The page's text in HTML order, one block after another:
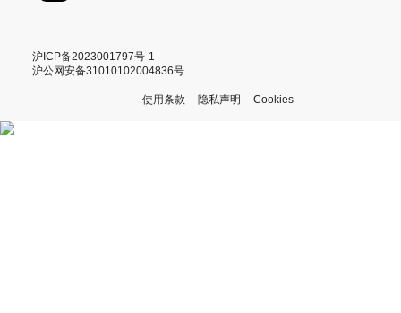
沪ICP备2023001797号-1
沪公网安备31010102004836号
使用条款 隐私声明 Cookies